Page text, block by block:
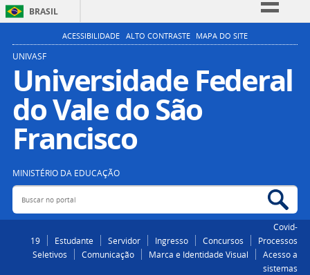
BRASIL
Simplifique!
Participe
Acesso à informação
Legislação
ACESSIBILIDADE ALTO CONTRASTE MAPA DO SITE
UNIVASF
Universidade Federal
do Vale do São
Francisco
MINISTÉRIO DA EDUCAÇÃO
Buscar no portal
Covid-
19
Estudante Servidor Ingresso Concursos
Processos
Seletivos
Comunicação Marca e Identidade Visual
Acesso a
sistemas